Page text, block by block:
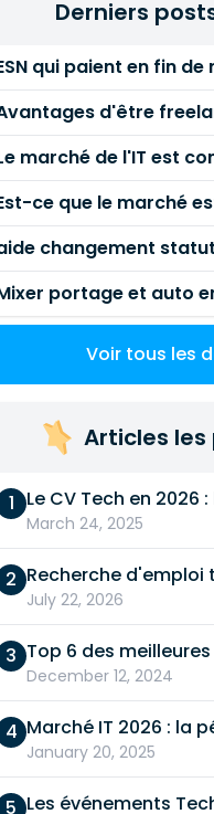
Derniers
d'être
Voir tous les
Articles
March 24, 2025
July 22, 2026
December 12, 2024
January 20, 2025